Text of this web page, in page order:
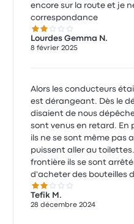
encore sur la route et je
correspondance
2.0 sur 5 étoiles
Lourdes Gemma N.
8 février 2025
Alors les conducteurs
est dérangeant. Dès le
disaient de nous
sont venus en retard. En
ils ne se sont même pas
puissent aller au
frontière ils se sont
d'acheter des bouteilles
2.0 sur 5 étoiles
Tefik M.
28 décembre 2024